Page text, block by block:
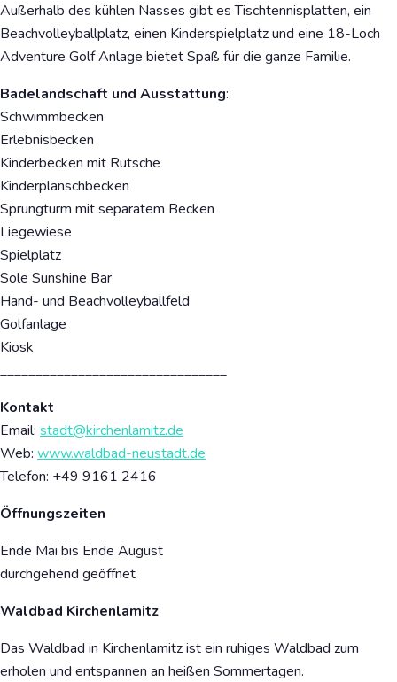
Außerhalb des kühlen Nasses gibt es Tischtennisplatten, ein
Beachvolleyballplatz, einen Kinderspielplatz und eine 18-Loch
Adventure Golf Anlage bietet Spaß für die ganze Familie.
Badelandschaft und Ausstattung:
Schwimmbecken
Erlebnisbecken
Kinderbecken mit Rutsche
Kinderplanschbecken
Sprungturm mit separatem Becken
Liegewiese
Spielplatz
Sole Sunshine Bar
Hand- und Beachvolleyballfeld
Golfanlage
Kiosk
________________________________
Kontakt
Email: stadt@kirchenlamitz.de
Web: www.waldbad-neustadt.de
Telefon: +49 9161 2416
Öffnungszeiten
Ende Mai bis Ende August
durchgehend geöffnet
Waldbad Kirchenlamitz
Das Waldbad in Kirchenlamitz ist ein ruhiges Waldbad zum
erholen und entspannen an heißen Sommertagen.